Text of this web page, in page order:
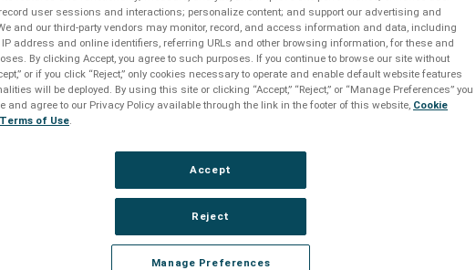
CONTRA
SURTO
PADRÃO
Tecnologia
de múltiplos estágios
Tecnologia de
eliminação de surtos
Tecnologia
Proteção em múltiplos
tubos de gás, diodos de
Tecnologia patenteada
Advanced Series Mode
Utiliza circuitos
eliminar totalmente – em
user sessions and interactions; personalize content; and support our advertising and
and our third-party vendors may monitor, record, and access information and data, including
IP address and online identifiers, referring URLs and other browsing information, for these and
By clicking Accept, you agree to such purposes. If you continue to browse our site without
or if you click “Reject,” only cookies necessary to operate and enable default website features
will be deployed. By using this site or clicking “Accept,” “Reject,” or “Manage Preferences” you
and agree to our Privacy Policy available through the link in the footer of this website, Cookie
Terms of Use
Manage Preferences
Reject
Accept